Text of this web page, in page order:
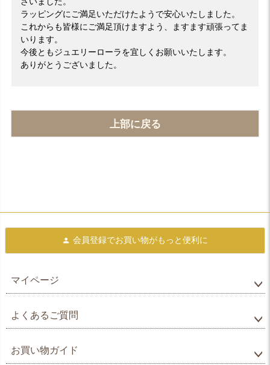
ラッピングにご満足いただけたようで安心いたしました。
これからも皆様にご満足頂けますよう、ますます頑張ってま
いります。
今後ともジュエリーローラを宜しくお願いいたします。
ありがとうございました。
上部に戻る
会員登録でお買い物がもっと便利に
マイページ
よくあるご質問
お買い物ガイド